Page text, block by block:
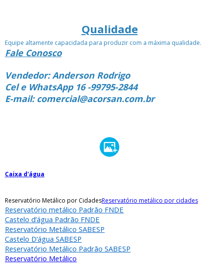
Qualidade
Equipe altamente capacidada para produzir com a máxima qualidade.
Fale Conosco
Vendedor: Anderson Rodrigo
Cel e WhatsApp 16 -99795-2844
E-mail: comercial@acorsan.com.br
Caixa d'água
Reservatório Metálico por CidadesReservatório metálico por cidades
Reservatório metálico Padrão FNDE
Castelo d’água Padrão FNDE
Reservatório Metálico SABESP
Castelo D’água SABESP
Reservatório Metálico Padrão SABESP
Reservatório Metálico